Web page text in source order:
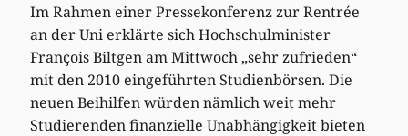
Im Rahmen einer Pressekonferenz zur Rentrée
an der Uni erklärte sich Hochschulminister
François Biltgen am Mittwoch „sehr zufrieden“
mit den 2010 eingeführten Studienbörsen. Die
neuen Beihilfen würden nämlich weit mehr
Studierenden finanzielle Unabhängigkeit bieten